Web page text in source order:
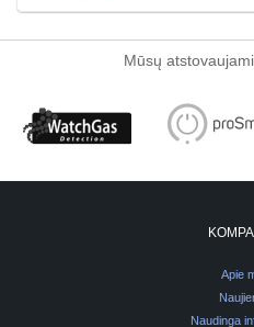
Mūsų atstovaujami
Apie
Naudinga